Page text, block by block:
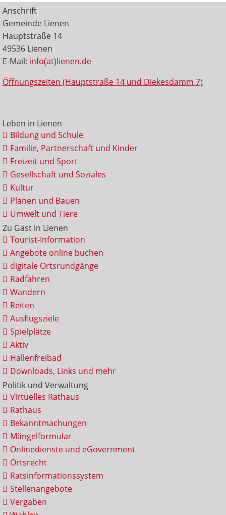
Anschrift
Gemeinde Lienen
Hauptstraße 14
49536 Lienen
E-Mail: info(at)lienen.de
Öffnungszeiten (Hauptstraße 14 und Diekesdamm 7)
Leben in Lienen
Bildung und Schule
Familie, Partnerschaft und Kinder
Freizeit und Sport
Gesellschaft und Soziales
Kultur
Planen und Bauen
Umwelt und Tiere
Zu Gast in Lienen
Tourist-Information
Angebote online buchen
digitale Ortsrundgänge
Radfahren
Wandern
Reiten
Ausflugsziele
Spielplätze
Aktiv
Hallenfreibad
Downloads, Links und mehr
Politik und Verwaltung
Virtuelles Rathaus
Rathaus
Bekanntmachungen
Mängelformular
Onlinedienste und eGovernment
Ortsrecht
Ratsinformationssystem
Stellenangebote
Vergaben